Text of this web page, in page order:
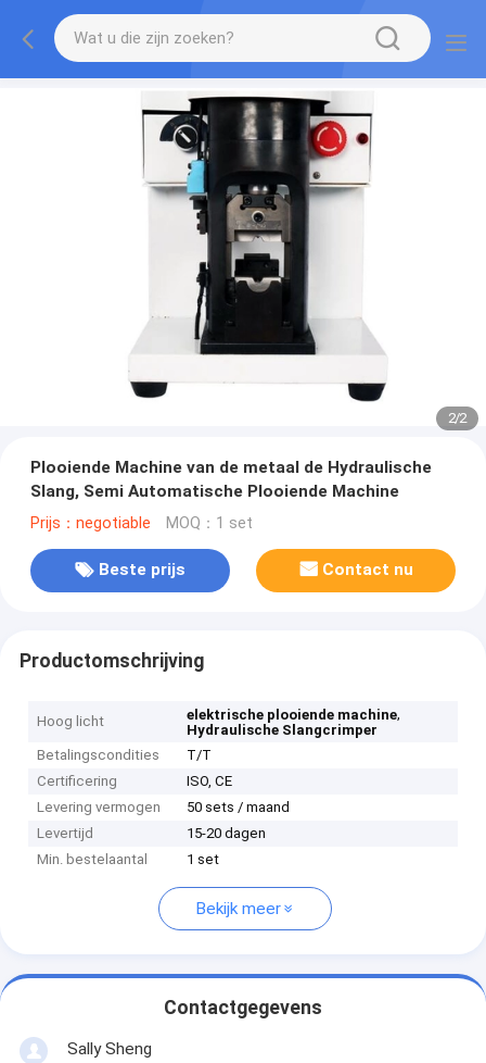
2/2
Plooiende Machine van de metaal de Hydraulische
Slang, Semi Automatische Plooiende Machine
Prijs：negotiable MOQ：1 set
Beste prijs Contact nu
Productomschrijving
Hoog licht elektrische plooiende machine,
Hydraulische Slangcrimper
Betalingscondities
T/T
Certificering
ISO, CE
Levering vermogen
50 sets / maand
Levertijd
15-20 dagen
Min. bestelaantal
1 set
Bekijk meer
Contactgegevens
Sally Sheng